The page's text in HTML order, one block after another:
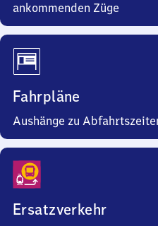
ankommenden Züge
Fahrpläne
Aushänge zu
Ersatzverkehr